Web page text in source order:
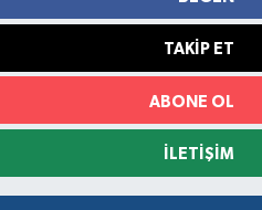
TAKIP ET
ABONE OL
İLETIŞIM